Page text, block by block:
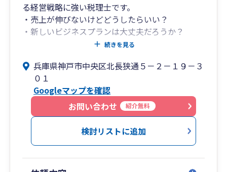
る経営戦略に強い税理士です。
・売上が伸びないけどどうしたらいい？
・新しいビジネスプランは大丈夫だろうか？
など経営のお悩みもご相談下さい。
続きを見る
兵庫県神戸市中央区北長狭通５－２－１９－３
０１
Googleマップを確認
お問い合わせ
紹介無料
検討リストに追加